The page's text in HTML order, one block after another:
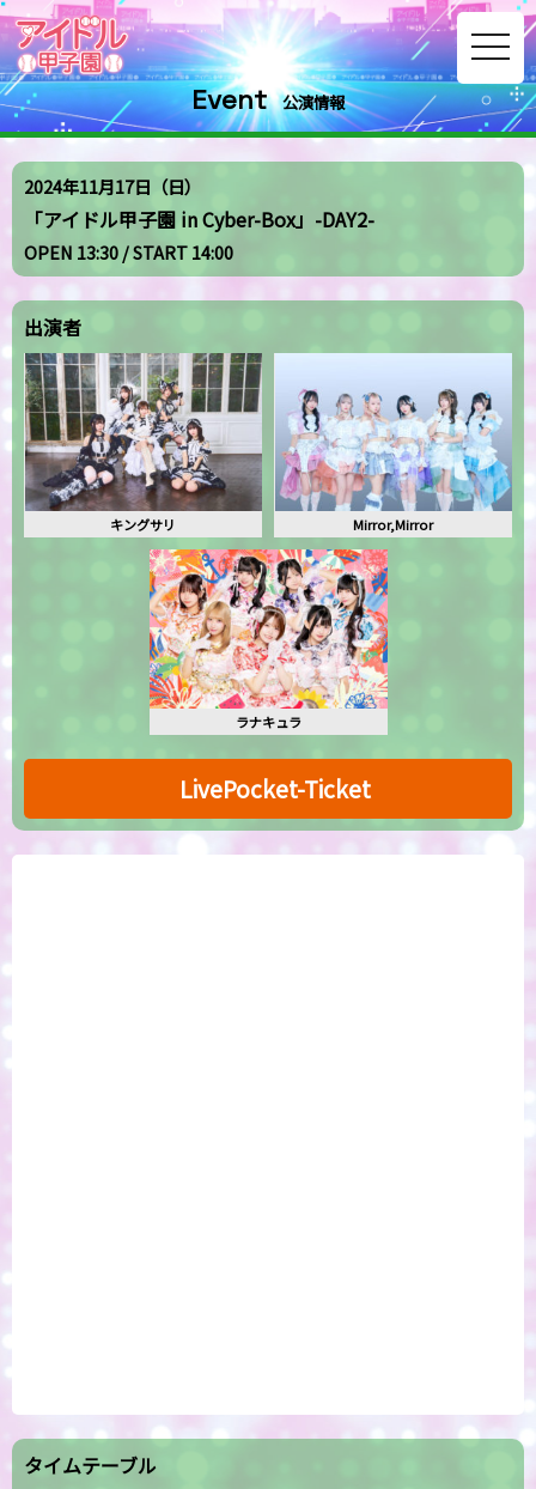
Event 公演情報
2024年11月17日（日）
「アイドル甲子園 in Cyber-Box」-DAY2-
OPEN 13:30 / START 14:00
出演者
キングサリ Mirror,Mirror
ラナキュラ
LivePocket-Ticket
タイムテーブル
toggle